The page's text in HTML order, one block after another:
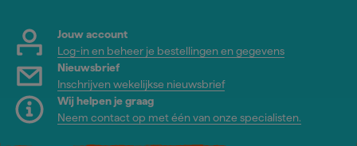
Jouw account
Log-in en beheer je bestellingen en gegevens
Nieuwsbrief
Inschrijven wekelijkse nieuwsbrief
Wij helpen je graag
Neem contact op met één van onze specialisten.